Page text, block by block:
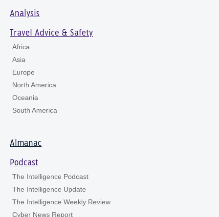
Analysis
Travel Advice & Safety
Africa
Asia
Europe
North America
Oceania
South America
Almanac
Podcast
The Intelligence Podcast
The Intelligence Update
The Intelligence Weekly Review
Cyber News Report